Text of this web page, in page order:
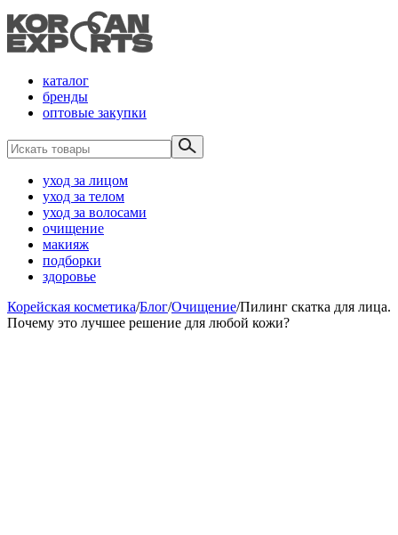
каталог
бренды
оптовые закупки
уход за лицом
уход за телом
уход за волосами
очищение
макияж
подборки
здоровье
Корейская косметика/Блог/Очищение/Пилинг скатка для лица.
Почему это лучшее решение для любой кожи?